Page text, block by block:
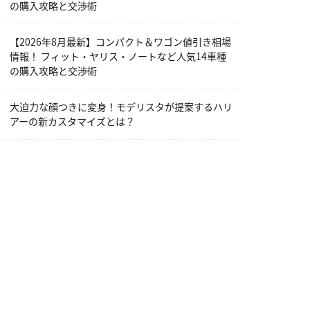
の購入攻略と交渉術
【2026年8月最新】コンパクト＆ワゴン値引き相場
情報！ フィット・ヤリス・ノートなど人気14車種
の購入攻略と交渉術
大迫力な顔つきに変身！モデリスタが提案するハリ
アーの新カスタマイズとは？